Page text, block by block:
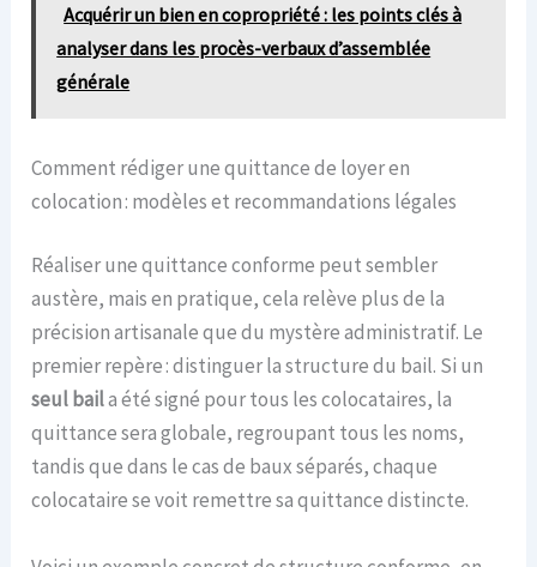
Acquérir un bien en copropriété : les points clés à
analyser dans les procès-verbaux d’assemblée
générale
Comment rédiger une quittance de loyer en
colocation : modèles et recommandations légales
Réaliser une quittance conforme peut sembler
austère, mais en pratique, cela relève plus de la
précision artisanale que du mystère administratif. Le
premier repère : distinguer la structure du bail. Si un
seul baila été signé pour tous les colocataires, la
quittance sera globale, regroupant tous les noms,
tandis que dans le cas de baux séparés, chaque
colocataire se voit remettre sa quittance distincte.